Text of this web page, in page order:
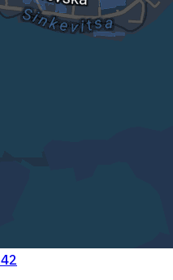
42